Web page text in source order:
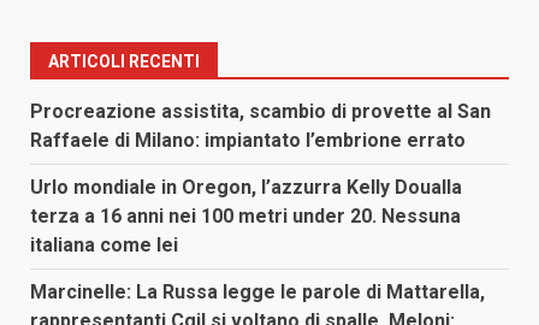
ARTICOLI RECENTI
Procreazione assistita, scambio di provette al San
Raffaele di Milano: impiantato l’embrione errato
Urlo mondiale in Oregon, l’azzurra Kelly Doualla
terza a 16 anni nei 100 metri under 20. Nessuna
italiana come lei
Marcinelle: La Russa legge le parole di Mattarella,